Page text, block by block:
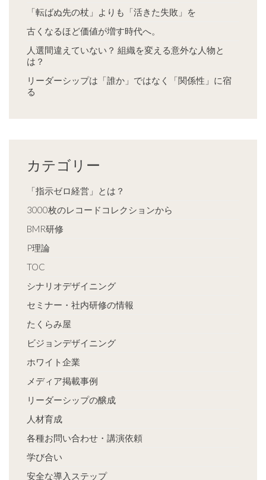
「転ばぬ先の杖」よりも「活きた失敗」を
古くなるほど価値が増す時代へ。
人選間違えていない？ 組織を変える意外な人物と
は？
リーダーシップは「誰か」ではなく「関係性」に宿
る
カテゴリー
「指示ゼロ経営」とは？
3000枚のレコードコレクションから
BMR研修
P理論
TOC
シナリオデザイニング
セミナー・社内研修の情報
たくらみ屋
ビジョンデザイニング
ホワイト企業
メディア掲載事例
リーダーシップの醸成
人材育成
各種お問い合わせ・講演依頼
学び合い
安全な導入ステップ